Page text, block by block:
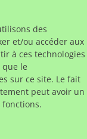
des
et/ou accéder aux
à ces technologies
le
sur ce site. Le fait
peut avoir un